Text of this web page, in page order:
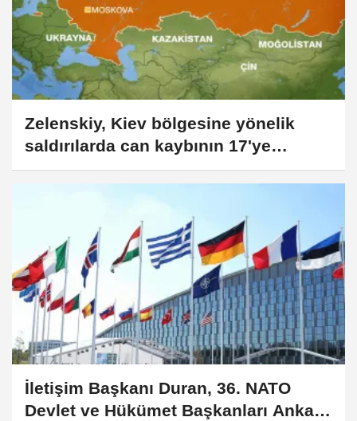
Zelenskiy, Kiev bölgesine yönelik
saldırılarda can kaybının 17'ye
yükseldiğini duyurdu
İletişim Başkanı Duran, 36. NATO
Devlet ve Hükümet Başkanları Ankara